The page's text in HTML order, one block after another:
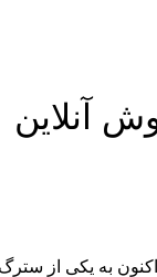
آنلاین
به یکی از